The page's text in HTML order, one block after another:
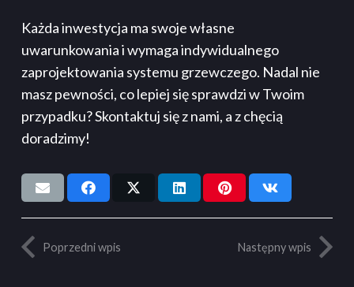
Każda inwestycja ma swoje własne
uwarunkowania i wymaga indywidualnego
zaprojektowania systemu grzewczego. Nadal nie
masz pewności, co lepiej się sprawdzi w Twoim
przypadku? Skontaktuj się z nami, a z chęcią
doradzimy!
Poprzedni wpis Następny wpis